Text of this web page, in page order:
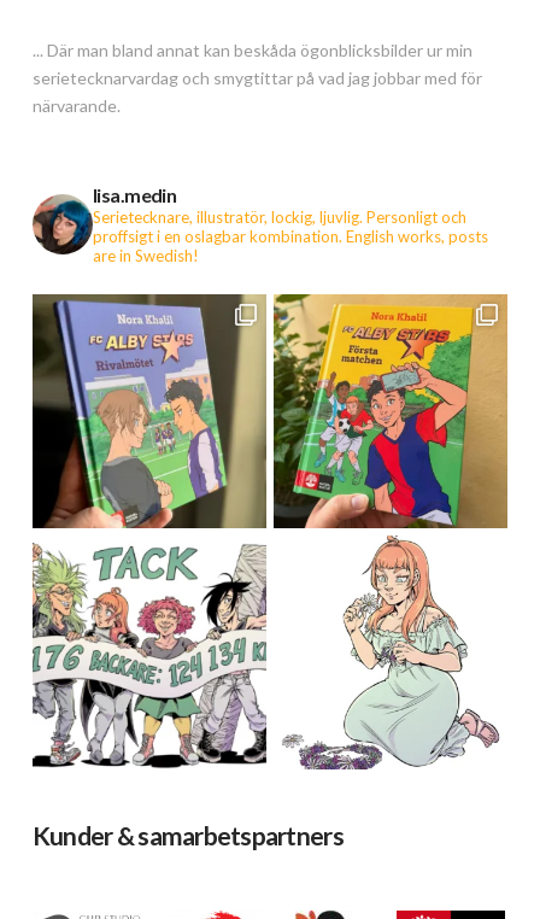
... Där man bland annat kan beskåda ögonblicksbilder ur min
serietecknarvardag och smygtittar på vad jag jobbar med för
närvarande.
lisa.medin
Serietecknare, illustratör, lockig, ljuvlig. Personligt och
proffsigt i en oslagbar kombination. English works, posts
are in Swedish!
Kunder & samarbetspartners